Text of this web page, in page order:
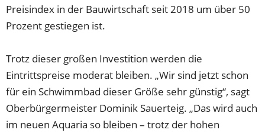
Preisindex in der Bauwirtschaft seit 2018 um über 50
Prozent gestiegen ist.
Trotz dieser großen Investition werden die
Eintrittspreise moderat bleiben. „Wir sind jetzt schon
für ein Schwimmbad dieser Größe sehr günstig“, sagt
Oberbürgermeister Dominik Sauerteig. „Das wird auch
im neuen Aquaria so bleiben – trotz der hohen